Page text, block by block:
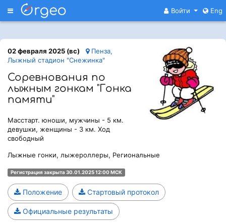
Меню Войти Eng
02 февраля 2025 (вс)
Пенза,
Лыжный стадион "Снежинка"
Соревнования по
лыжным гонкам "Гонка
памяти"
Масстарт. юноши, мужчины - 5 км.
девушки, женщины - 3 км. Ход
свободный
Лыжные гонки, лыжероллеры, Региональные
Регистрация закрыта 30.01.2025 12:00 МСК
Положение Стартовый протокол
Официальные результаты